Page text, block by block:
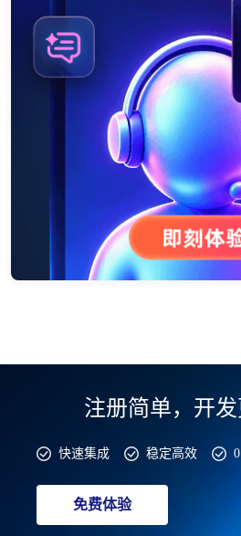
注册简单，开发
快速集成 稳定高效
免费体验